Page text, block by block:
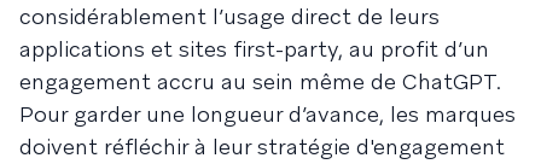
considérablement l’usage direct de leurs
applications et sites first-party, au profit d’un
engagement accru au sein même de ChatGPT.
Pour garder une longueur d’avance, les marques
doivent réfléchir à leur stratégie d'engagement